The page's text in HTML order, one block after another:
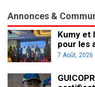
Annonces &
Kumy et
pour les
7 Août, 2026